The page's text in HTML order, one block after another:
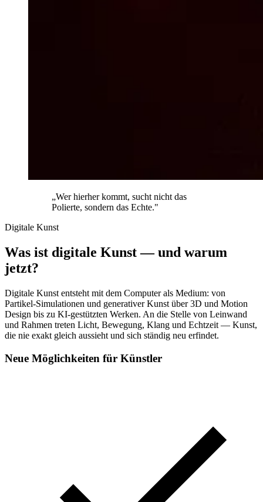
„Wer hierher kommt, sucht nicht das
Polierte, sondern das Echte."
Digitale Kunst
Was ist digitale Kunst — und warum
jetzt?
Digitale Kunst entsteht mit dem Computer als Medium: von
Partikel-Simulationen und generativer Kunst über 3D und Motion
Design bis zu KI-gestützten Werken. An die Stelle von Leinwand
und Rahmen treten Licht, Bewegung, Klang und Echtzeit — Kunst,
die nie exakt gleich aussieht und sich ständig neu erfindet.
Neue Möglichkeiten für Künstler